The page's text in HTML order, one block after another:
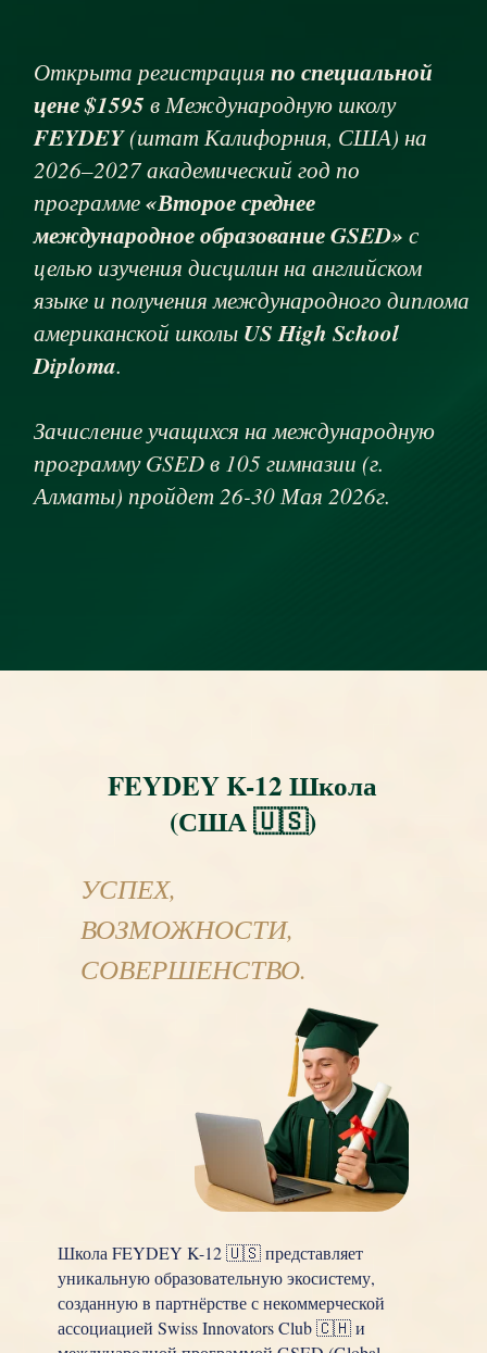
Зачисление учащихся на международную
программу GSED в 105 гимназии (г.
Алматы) пройдет 26-30 Мая 2026г.
УСПЕХ,
ВОЗМОЖНОСТИ,
СОВЕРШЕНСТВО.
FEYDEY K-12 Школа
(США 🇺🇸)
Школа FEYDEY K-12 🇺🇸 представляет
уникальную образовательную экосистему,
созданную в партнёрстве с некоммерческой
ассоциацией Swiss Innovators Club 🇨🇭 и